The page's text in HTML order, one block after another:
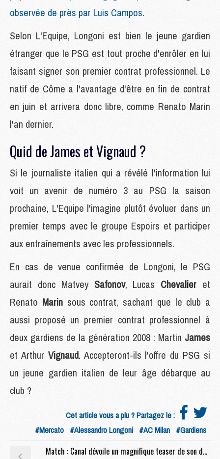
observée de près par Luis Campos.
Selon L'Equipe, Longoni est bien le jeune gardien
étranger que le PSG est tout proche d'enrôler en lui
faisant signer son premier contrat professionnel. Le
natif de Côme a l'avantage d'être en fin de contrat
en juin et arrivera donc libre, comme Renato Marin
l'an dernier.
Quid de James et Vignaud ?
Si le journaliste italien qui a révélé l'information lui
voit un avenir de numéro 3 au PSG la saison
prochaine, L'Equipe l'imagine plutôt évoluer dans un
premier temps avec le groupe Espoirs et participer
aux entraînements avec les professionnels.
En cas de venue confirmée de Longoni, le PSG
aurait donc Matvey Safonov, Lucas Chevalier et
Renato Marin sous contrat, sachant que le club a
aussi proposé un premier contrat professionnel à
deux gardiens de la génération 2008 : Martin James
et Arthur Vignaud. Accepteront-ils l'offre du PSG si
un jeune gardien italien de leur âge débarque au
club ?
Cet article vous a plu ? Partagez le :
#Mercato #Alessandro Longoni #AC Milan #Gardiens
Match : Canal dévoile un magnifique teaser de son documentaire sur la finale PSG/Arsenal